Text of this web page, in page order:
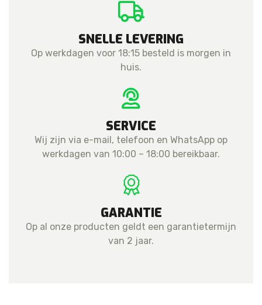
SNELLE LEVERING
Op werkdagen voor 18:15 besteld is morgen in
huis.
SERVICE
Wij zijn via e-mail, telefoon en WhatsApp op
werkdagen van 10:00 – 18:00 bereikbaar.
GARANTIE
Op al onze producten geldt een garantietermijn
van 2 jaar.